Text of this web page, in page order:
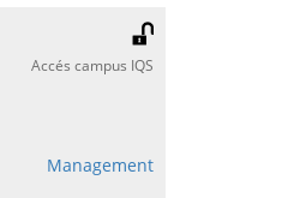
Accés campus IQS
Management